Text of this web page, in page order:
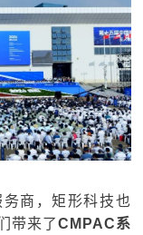
商，矩形科技也
带来了CMPAC系